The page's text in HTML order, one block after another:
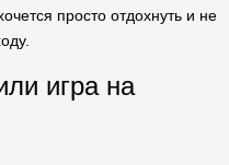
просто отдохнуть и не
игра на